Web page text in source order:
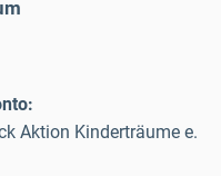
Aktion Kinderträume e.